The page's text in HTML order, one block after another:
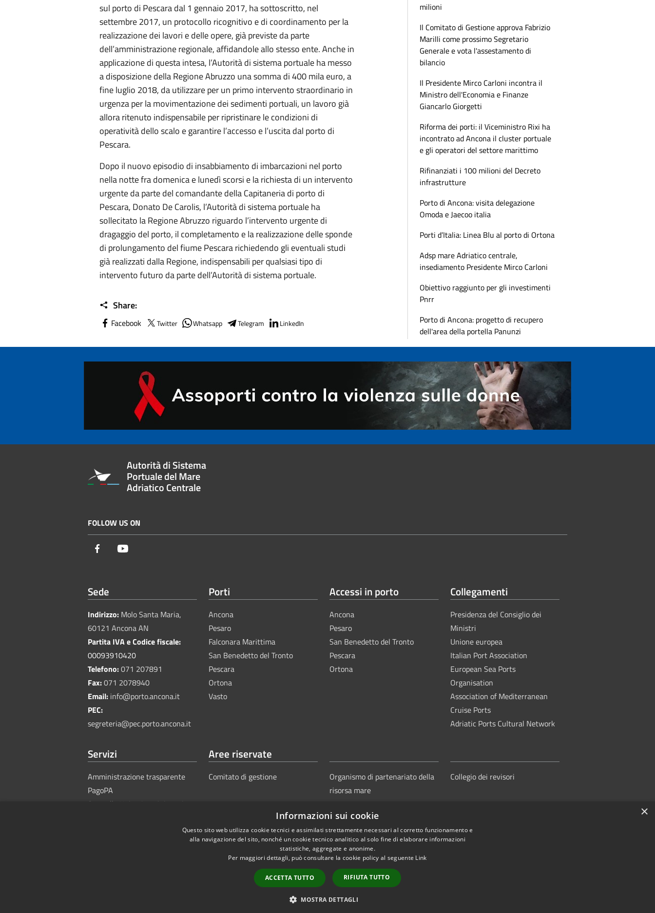
sul porto di Pescara dal 1 gennaio 2017, ha sottoscritto, nel
settembre 2017, un protocollo ricognitivo e di coordinamento per la
realizzazione dei lavori e delle opere, già previste da parte
dell’amministrazione regionale, affidandole allo stesso ente. Anche in
applicazione di questa intesa, l’Autorità di sistema portuale ha messo
a disposizione della Regione Abruzzo una somma di 400 mila euro, a
fine luglio 2018, da utilizzare per un primo intervento straordinario in
urgenza per la movimentazione dei sedimenti portuali, un lavoro già
allora ritenuto indispensabile per ripristinare le condizioni di
operatività dello scalo e garantire l’accesso e l’uscita dal porto di
Pescara.
Dopo il nuovo episodio di insabbiamento di imbarcazioni nel porto
nella notte fra domenica e lunedì scorsi e la richiesta di un intervento
urgente da parte del comandante della Capitaneria di porto di
Pescara, Donato De Carolis, l’Autorità di sistema portuale ha
sollecitato la Regione Abruzzo riguardo l’intervento urgente di
dragaggio del porto, il completamento e la realizzazione delle sponde
di prolungamento del fiume Pescara richiedendo gli eventuali studi
già realizzati dalla Regione, indispensabili per qualsiasi tipo di
intervento futuro da parte dell’Autorità di sistema portuale.
Share:
Facebook Twitter Whatsapp Telegram LinkedIn
milioni
Il Comitato di Gestione approva Fabrizio
Marilli come prossimo Segretario
Generale e vota l'assestamento di
bilancio
Il Presidente Mirco Carloni incontra il
Ministro dell'Economia e Finanze
Giancarlo Giorgetti
Riforma dei porti: il Viceministro Rixi ha
incontrato ad Ancona il cluster portuale
e gli operatori del settore marittimo
Rifinanziati i 100 milioni del Decreto
infrastrutture
Porto di Ancona: visita delegazione
Omoda e Jaecoo italia
Porti d’Italia: Linea Blu al porto di Ortona
Adsp mare Adriatico centrale,
insediamento Presidente Mirco Carloni
Obiettivo raggiunto per gli investimenti
Pnrr
Porto di Ancona: progetto di recupero
dell'area della portella Panunzi
Autorità di Sistema
Portuale del Mare
Adriatico Centrale
FOLLOW US ON
Facebook
Sede
Indirizzo: Molo Santa Maria,
60121 Ancona AN
Partita IVA e Codice fiscale:
00093910420
Telefono:071 207891
Fax:071 2078940
Email: info@porto.ancona.it
PEC:
segreteria@pec.porto.ancona.it
Porti
Ancona
Pesaro
Falconara Marittima
San Benedetto del Tronto
Pescara
Ortona
Vasto
Accessi in porto
Ancona
Pesaro
San Benedetto del Tronto
Pescara
Ortona
Collegamenti
Presidenza del Consiglio dei
Ministri
Unione europea
Italian Port Association
European Sea Ports
Organisation
Association of Mediterranean
Cruise Ports
Adriatic Ports Cultural Network
Servizi
Amministrazione trasparente
PagoPA
Sportello Unico Amministrativo
Aree riservate
Comitato di gestione
Organismo di partenariato della
risorsa mare
Collegio dei revisori
Sitemap Copyright © 2025Autorità di Sistema Portuale del Mare
×
Informazioni sui cookie
Questo sito web utilizza cookie tecnici e assimilati strettamente necessari al corretto funzionamento e
alla navigazione del sito, nonché un cookie tecnico analitico al solo fine di elaborare informazioni
statistiche, aggregate e anonime.
Per maggiori dettagli, può consultare la cookie policy al seguente Link
ACCETTA TUTTO RIFIUTA TUTTO
MOSTRA DETTAGLI